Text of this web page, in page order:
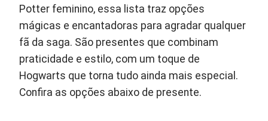
Potter feminino, essa lista traz opções
mágicas e encantadoras para agradar qualquer
fã da saga. São presentes que combinam
praticidade e estilo, com um toque de
Hogwarts que torna tudo ainda mais especial.
Confira as opções abaixo de presente.